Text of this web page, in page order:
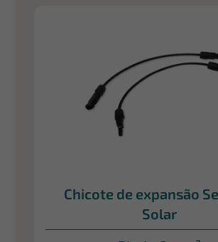
Chicote de expansão
Solar